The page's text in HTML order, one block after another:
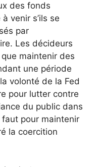
des fonds
venir s’ils se
par
Les décideurs
maintenir des
une période
volonté de la Fed
pour lutter contre
du public dans
faut pour maintenir
la coercition